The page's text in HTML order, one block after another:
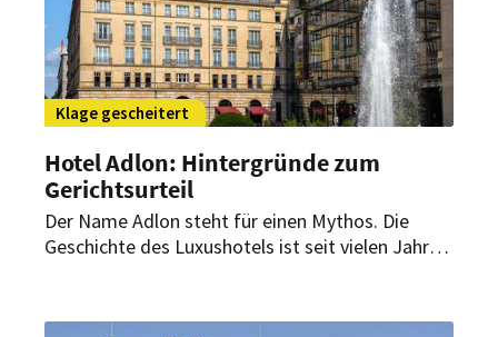
Klage gescheitert
Hotel Adlon: Hintergründe zum
Gerichtsurteil
Der Name Adlon steht für einen Mythos. Die
Geschichte des Luxushotels ist seit vielen Jahren
bleiben.